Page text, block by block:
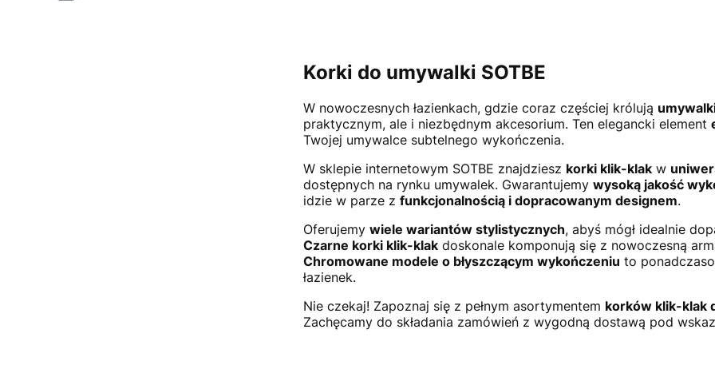
Korki do umywalki SOTBE
W nowoczesnych łazienkach, gdzie coraz częściej królują
praktycznym, ale i niezbędnym akcesorium. Ten elegancki element
Twojej umywalce subtelnego wykończenia.
W sklepie internetowym SOTBE znajdziesz korki klik-klak w
dostępnych na rynku umywalek. Gwarantujemy wysoką jakość
idzie w parze z funkcjonalnością i dopracowanym designem.
Oferujemy wiele wariantów stylistycznych, abyś mógł idealnie
Czarne korki klik-klak doskonale komponują się z nowoczesną
Chromowane modele o błyszczącym wykończeniu to
łazienek.
Nie czekaj! Zapoznaj się z pełnym asortymentem korków klik-klak
Zachęcamy do składania zamówień z wygodną dostawą pod